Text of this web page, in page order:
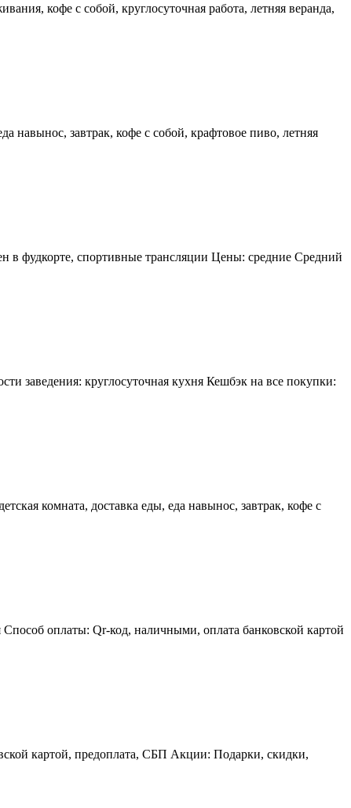
кофе с собой, круглосуточная работа, летняя веранда,
навынос, завтрак, кофе с собой, крафтовое пиво, летняя
в фудкорте, спортивные трансляции Цены: средние Средний
заведения: круглосуточная кухня Кешбэк на все покупки:
комната, доставка еды, еда навынос, завтрак, кофе с
оплаты: Qr-код, наличными, оплата банковской картой
картой, предоплата, СБП Акции: Подарки, скидки,